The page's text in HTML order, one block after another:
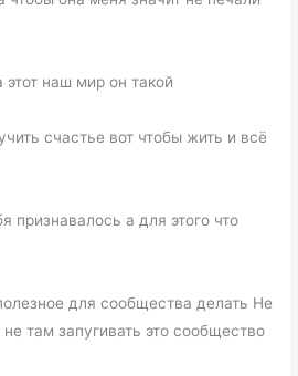
этот наш мир он такой
счастье вот чтобы жить и всё
признавалось а для этого что
для сообщества делать Не
там запугивать это сообщество